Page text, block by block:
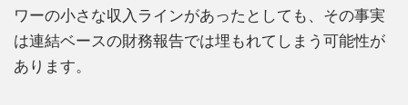
ワーの小さな収入ラインがあったとしても、その事実
は連結ベースの財務報告では埋もれてしまう可能性が
あります。